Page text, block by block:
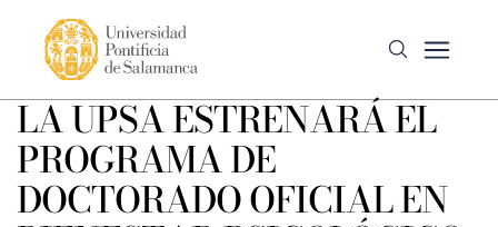
LA UPSA ESTRENARÁ EL
PROGRAMA DE
DOCTORADO OFICIAL EN